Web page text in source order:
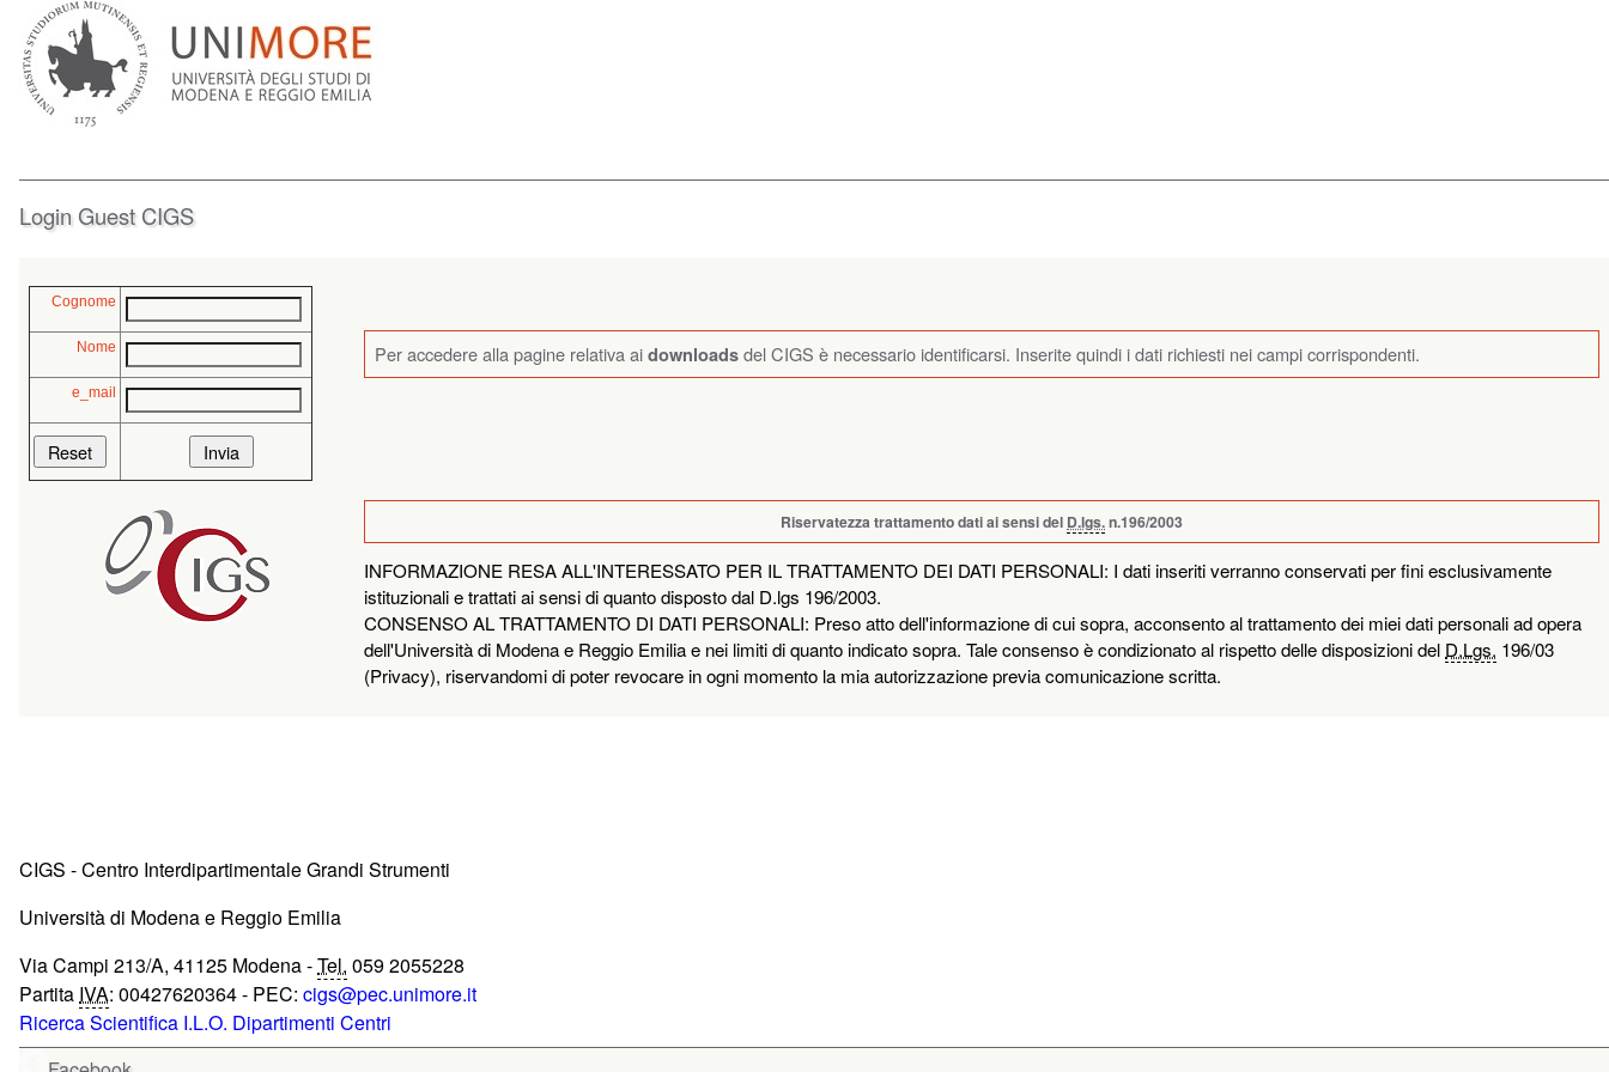
Login Guest CIGS
Cognome
Nome
e_mail
Per accedere alla pagine relativa ai downloads del CIGS è necessario identificarsi. Inserite quindi i dati richiesti nei campi corrispondenti.
Riservatezza trattamento dati ai sensi del D.lgs.n.196/2003
INFORMAZIONE RESA ALL'INTERESSATO PER IL TRATTAMENTO DEI DATI PERSONALI: I dati inseriti verranno conservati per fini esclusivamente
istituzionali e trattati ai sensi di quanto disposto dal D.lgs 196/2003.
CONSENSO AL TRATTAMENTO DI DATI PERSONALI: Preso atto dell'informazione di cui sopra, acconsento al trattamento dei miei dati personali ad opera
dell'Università di Modena e Reggio Emilia e nei limiti di quanto indicato sopra. Tale consenso è condizionato al rispetto delle disposizioni del D.Lgs. 196/03
(Privacy), riservandomi di poter revocare in ogni momento la mia autorizzazione previa comunicazione scritta.
CIGS - Centro Interdipartimentale Grandi Strumenti
Università di Modena e Reggio Emilia
Via Campi 213/A, 41125 Modena -Tel. 059 2055228
Partita IVA: 00427620364 - PEC: cigs@pec.unimore.it
Ricerca Scientifica I.L.O. Dipartimenti Centri